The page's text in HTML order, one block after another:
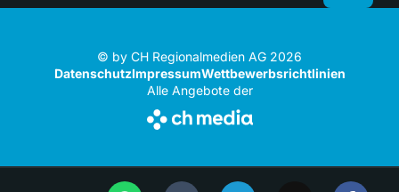
© by CH Regionalmedien AG 2026
DatenschutzImpressumWettbewerbsrichtlinien
Alle Angebote der